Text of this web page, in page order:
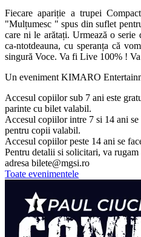
Fiecare apariție a trupei
"Mulțumesc " spus din suflet
care ni le arătați. Urmează o serie
ca-ntotdeauna, cu speranța că
singură Voce. Va fi Live 100% !
Un eveniment KIMARO
Accesul copiilor sub 7 ani este
parinte cu bilet valabil.
Accesul copiilor intre 7 si 14 ani
pentru copii valabil.
Accesul copiilor peste 14 ani se
Pentru detalii si solicitari, va rugam
adresa bilete@mgsi.ro
Toate evenimentele